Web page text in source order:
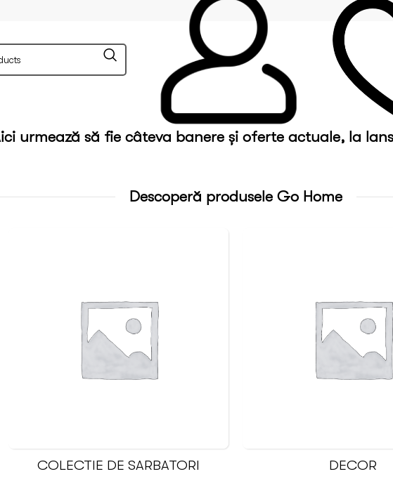
urmează să fie câteva banere și oferte actuale, la
Descoperă produsele Go Home
COLECTIE DE SARBATORI DECOR